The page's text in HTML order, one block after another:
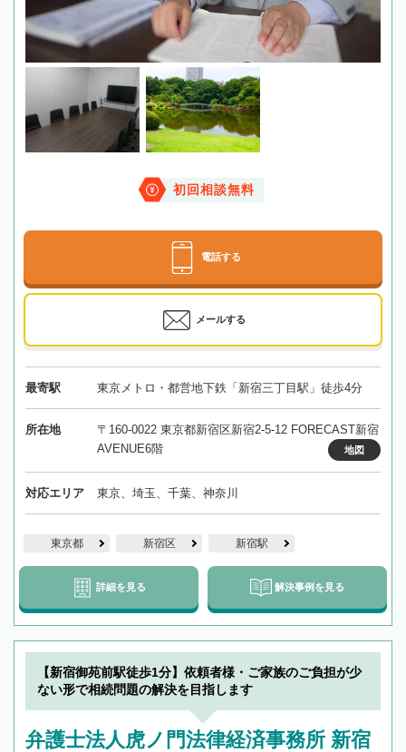
初回相談無料
電話する
メールする
最寄駅 東京メトロ・都営地下鉄「新宿三丁目駅」徒歩4分
所在地
〒160-0022 東京都新宿区新宿2-5-12 FORECAST新宿
AVENUE6階
地図
対応エリア 東京、埼玉、千葉、神奈川
東京都 新宿区 新宿駅
詳細を見る 解決事例を見る
【新宿御苑前駅徒歩1分】依頼者様・ご家族のご負担が少
ない形で相続問題の解決を目指します
弁護士法人虎ノ門法律経済事務所 新宿